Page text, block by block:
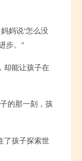
妈说‘怎么没
步。”
却能让孩子在
的那一刻，孩
了孩子探索世